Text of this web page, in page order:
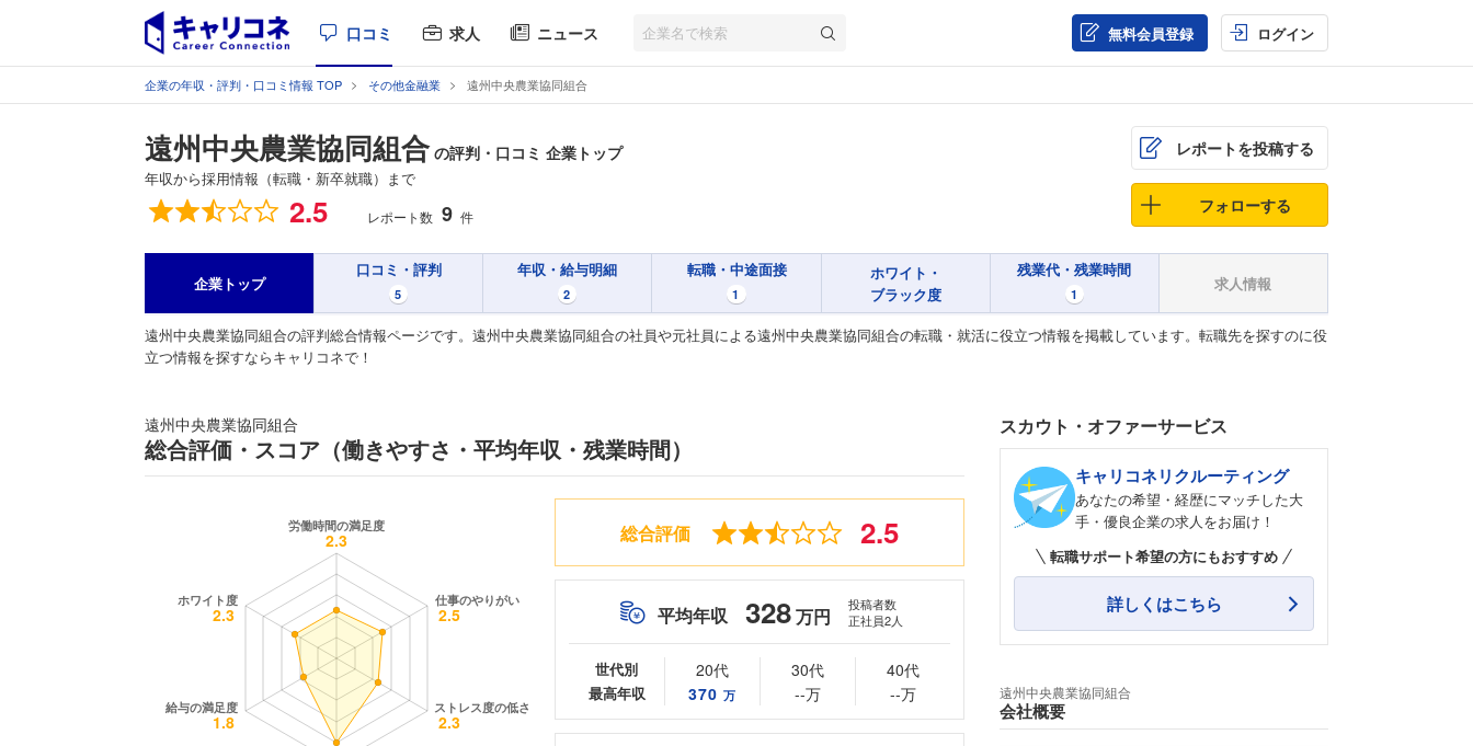
口コミ 求人 ニュース 無料会員登録 ログイン
企業の年収・評判・口コミ情報 TOP その他金融業 遠州中央農業協同組合
遠州中央農業協同組合 の評判・口コミ 企業トップ
年収から採用情報（転職・新卒就職）まで
総合評価 2.5 レポート数 9 件
レポートを投稿する
フォローする
企業トップ
口コミ・評判
5
年収・給与明細
2
転職・中途面接
1
ホワイト・
ブラック度
残業代・残業時間
1
求人情報
遠州中央農業協同組合の評判総合情報ページです。遠州中央農業協同組合の社員や元社員による遠州中央農業協同組合の転職・就活に役立つ情報を掲載しています。転職先を探すのに役
立つ情報を探すならキャリコネで！
遠州中央農業協同組合
総合評価・スコア（働きやすさ・平均年収・残業時間）
総合評価 2.5
平均年収 328万円
投稿者数
正社員2人
世代別
最高年収
20代
370 万
30代
--万
40代
--万
スカウト・オファーサービス
キャリコネリクルーティング
あなたの希望・経歴にマッチした大
手・優良企業の求人をお届け！
転職サポート希望の方にもおすすめ
詳しくはこちら
遠州中央農業協同組合
会社概要